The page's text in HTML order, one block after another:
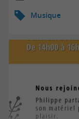
Musique